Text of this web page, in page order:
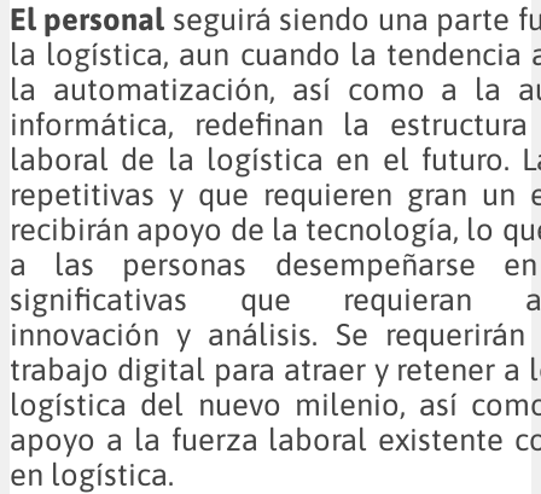
El personal seguirá siendo una parte
la logística, aun cuando la tendencia
la automatización, así como a la
informática, redefinan la
laboral de la logística en el futuro.
repetitivas y que requieren gran un
recibirán apoyo de la tecnología, lo
a las personas desempeñarse
significativas que requieran
innovación y análisis. Se requerirán
trabajo digital para atraer y retener a
logística del nuevo milenio, así
apoyo a la fuerza laboral existente
en logística.